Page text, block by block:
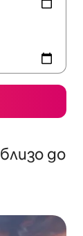
до